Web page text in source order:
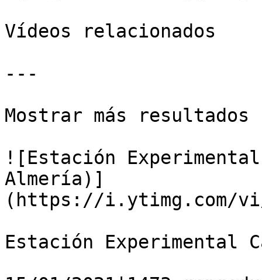
Vídeos relacionados
---
Mostrar más resultados
![Estación
Almería)]
(https://i.ytimg.com/vi/
Estación Experimental